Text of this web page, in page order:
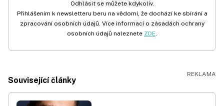
Odhlásit se můžete kdykoliv.
Přihlášením k newsletteru beru na vědomí, že dochází ke sbírání a
zpracování osobních údajů. Více informací o zásadách ochrany
osobních údajů naleznete ZDE.
Související články